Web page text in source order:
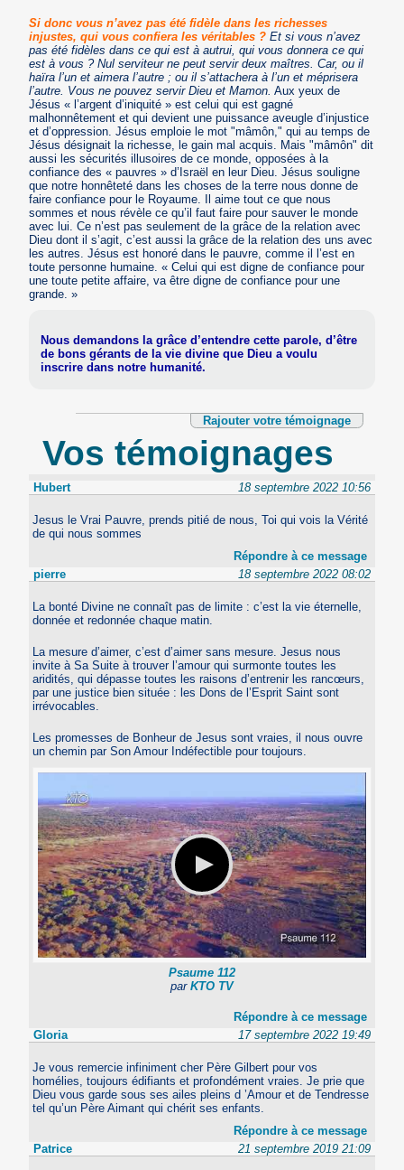
Si donc vous n’avez pas été fidèle dans les richesses
injustes, qui vous confiera les véritables ? Et si vous n’avez
pas été fidèles dans ce qui est à autrui, qui vous donnera ce qui
est à vous ? Nul serviteur ne peut servir deux maîtres. Car, ou il
haïra l’un et aimera l’autre ; ou il s’attachera à l’un et méprisera
l’autre. Vous ne pouvez servir Dieu et Mamon. Aux yeux de
Jésus « l’argent d’iniquité » est celui qui est gagné
malhonnêtement et qui devient une puissance aveugle d’injustice
et d’oppression. Jésus emploie le mot "mâmôn," qui au temps de
Jésus désignait la richesse, le gain mal acquis. Mais "mâmôn" dit
aussi les sécurités illusoires de ce monde, opposées à la
confiance des « pauvres » d’Israël en leur Dieu. Jésus souligne
que notre honnêteté dans les choses de la terre nous donne de
faire confiance pour le Royaume. Il aime tout ce que nous
sommes et nous révèle ce qu’il faut faire pour sauver le monde
avec lui. Ce n’est pas seulement de la grâce de la relation avec
Dieu dont il s’agit, c’est aussi la grâce de la relation des uns avec
les autres. Jésus est honoré dans le pauvre, comme il l’est en
toute personne humaine. « Celui qui est digne de confiance pour
une toute petite affaire, va être digne de confiance pour une
grande. »
Nous demandons la grâce d’entendre cette parole, d’être
de bons gérants de la vie divine que Dieu a voulu
inscrire dans notre humanité.
Rajouter votre témoignage
Vos témoignages
Hubert 18 septembre 2022 10:56
Jesus le Vrai Pauvre, prends pitié de nous, Toi qui vois la Vérité
de qui nous sommes
Répondre à ce message
pierre
18 septembre 2022 08:02
La bonté Divine ne connaît pas de limite : c’est la vie éternelle,
donnée et redonnée chaque matin.
La mesure d’aimer, c’est d’aimer sans mesure. Jesus nous
invite à Sa Suite à trouver l’amour qui surmonte toutes les
aridités, qui dépasse toutes les raisons d’entrenir les rancœurs,
par une justice bien située : les Dons de l’Esprit Saint sont
irrévocables.
Les promesses de Bonheur de Jesus sont vraies, il nous ouvre
un chemin par Son Amour Indéfectible pour toujours.
Psaume 112
par KTO TV
Répondre à ce message
Gloria
17 septembre 2022 19:49
Je vous remercie infiniment cher Père Gilbert pour vos
homélies, toujours édifiants et profondément vraies. Je prie que
Dieu vous garde sous ses ailes pleins d ’Amour et de Tendresse
tel qu’un Père Aimant qui chérit ses enfants.
Répondre à ce message
Patrice
21 septembre 2019 21:09